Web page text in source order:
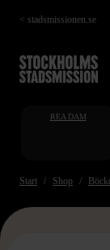
Hoppa
till
< stadsmissionen.se
REA DAM
Start Shop
>